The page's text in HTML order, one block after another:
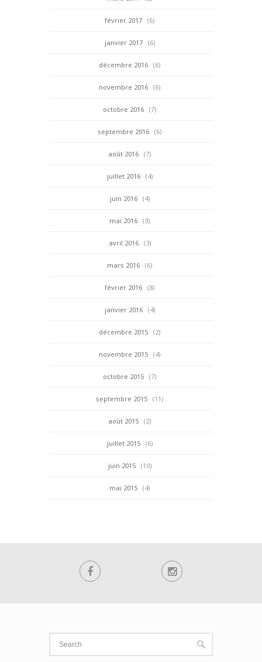
février 2017 (6)
janvier 2017 (6)
décembre 2016 (6)
novembre 2016 (6)
octobre 2016 (7)
septembre 2016 (6)
août 2016 (7)
juillet 2016 (4)
juin 2016 (4)
mai 2016 (3)
avril 2016 (3)
mars 2016 (6)
février 2016 (8)
janvier 2016 (4)
décembre 2015 (2)
novembre 2015 (4)
octobre 2015 (7)
septembre 2015 (11)
août 2015 (2)
juillet 2015 (6)
juin 2015 (10)
mai 2015 (4)